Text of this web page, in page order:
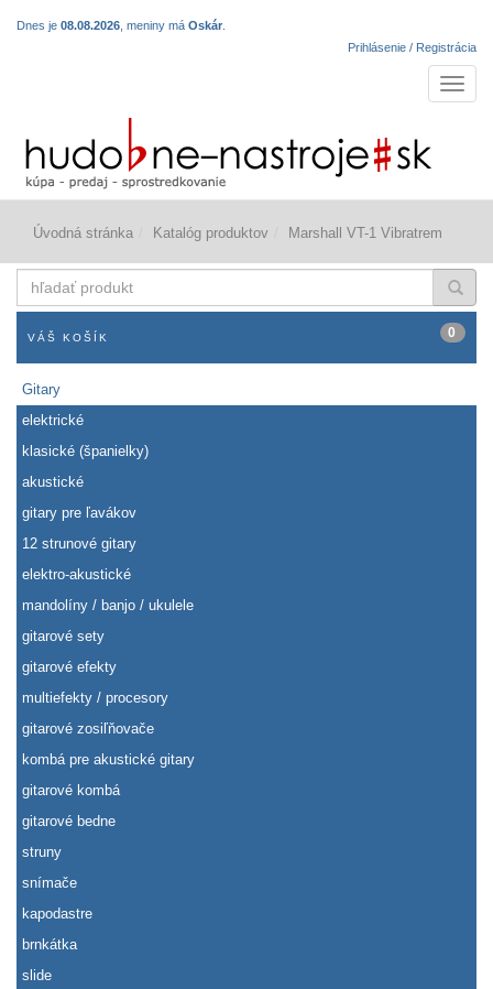
Dnes je 08.08.2026 , meniny má Oskár
Prihlásenie / Registrácia
Úvodná stránka Katalóg produktov Marshall VT-1 Vibratrem
produkt
VÁŠ KOŠÍK 0
Gitary
elektrické
klasické (španielky)
akustické
gitary pre ľavákov
12 strunové gitary
elektro-akustické
mandolíny / banjo / ukulele
gitarové sety
gitarové efekty
multiefekty / procesory
gitarové zosiľňovače
kombá pre akustické gitary
gitarové kombá
gitarové bedne
struny
snímače
kapodastre
brnkátka
slide